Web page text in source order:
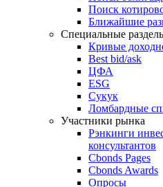
Облигации
Поиски
Поиск
Поиск
Поиск
Ближайшие
Специальные разделы
Кривые
Best bid/ask
ЦФА
ESG
Сукук
Ломбардные
Участники рынка
Рэнкинги